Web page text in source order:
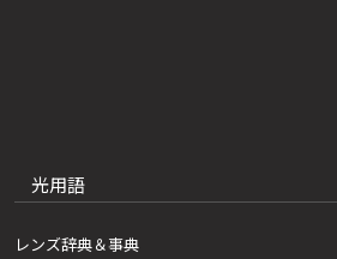
光用語
レンズ辞典＆事典